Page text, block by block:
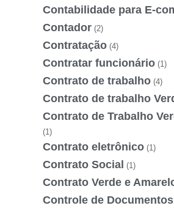
Contabilidade para E-
Contador (2)
Contratação (4)
Contratar funcionário (1)
Contrato de trabalho (4)
Contrato de trabalho
Contrato de Trabalho
(1)
Contrato eletrônico (1)
Contrato Social (1)
Contrato Verde e
Controle de Documentos